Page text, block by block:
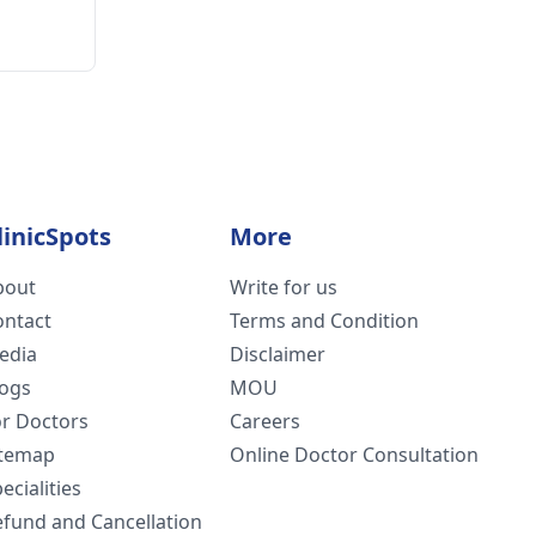
Doctors
and Cancellation
More
Write for us
Terms and Condition
Disclaimer
MOU
Careers
Online Doctor Consultation